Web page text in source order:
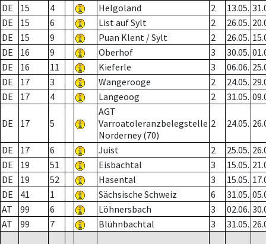
DE
15 4 Helgoland 2 13.05.
DE
15 6 List auf Sylt 2 26.05.
DE
15 9 Puan Klent / Sylt 2 26.05.
DE
16 9 Oberhof 3 30.05.
DE
16 11 Kieferle 3 06.06.
DE
17 3 Wangerooge 2 24.05.
DE
17 4 Langeoog 2 31.05.
DE 17 5
AGT
Varroatoleranzbelegstelle
Norderney (70)
2 24.05.
DE 17 6 Juist 2 25.05.
DE
19 51 Eisbachtal 3 15.05.
DE
19 52 Hasental 3 15.05.
DE
41 1 Sächsische Schweiz 6 31.05.
AT
99 6 Löhnersbach 3 02.06.
AT
99 7 Blühnbachtal 3 31.05.